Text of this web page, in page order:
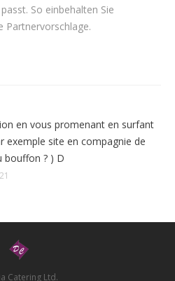
So einbehalten Sie
Partnervorschlage.
en vous promenant en surfant
exemple site en compagnie de
bouffon ? ) D
Catering Ltd.